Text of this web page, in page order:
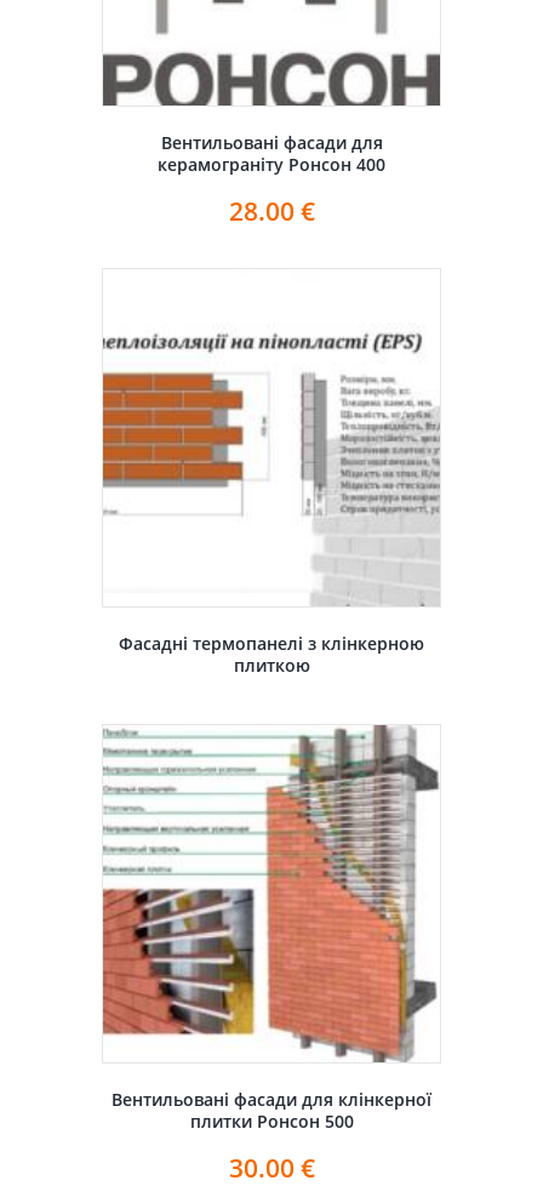
Вентильовані фасади для
керамограніту Ронсон 400
28.00 €
Фасадні термопанелі з клінкерною
плиткою
Вентильовані фасади для клінкерної
плитки Ронсон 500
30.00 €